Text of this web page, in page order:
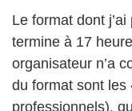
Le format dont
termine à 17
organisateur n’a
du format sont les
professionnels),